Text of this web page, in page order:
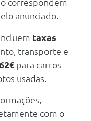
correspondem
anunciado.
taxas
transporte e
para carros
usadas.
com o